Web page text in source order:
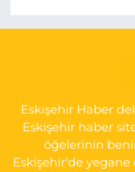
Eskişehir Haber
Eskişehir haber
öğelerinin
Eskişehir'de